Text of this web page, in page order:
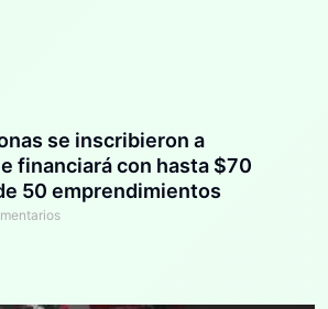
se inscribieron a
financiará con hasta $70
50 emprendimientos